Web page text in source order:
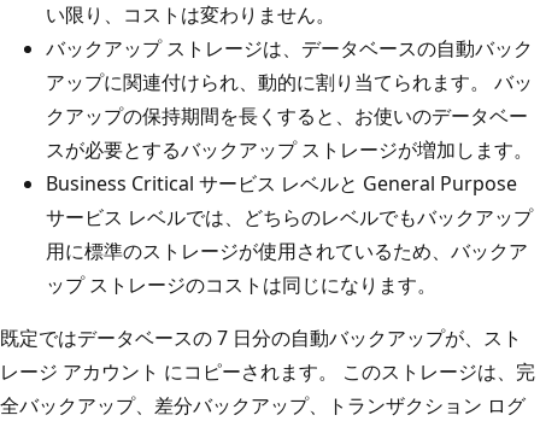
い限り、コストは変わりません。
バックアップ ストレージは、データベースの自動バック
アップに関連付けられ、動的に割り当てられます。 バッ
クアップの保持期間を長くすると、お使いのデータベー
スが必要とするバックアップ ストレージが増加します。
Business Critical サービス レベルと General Purpose
サービス レベルでは、どちらのレベルでもバックアップ
用に標準のストレージが使用されているため、バックア
ップ ストレージのコストは同じになります。
既定ではデータベースの 7 日分の自動バックアップが、スト
レージ アカウント にコピーされます。 このストレージは、完
全バックアップ、差分バックアップ、トランザクション ログ